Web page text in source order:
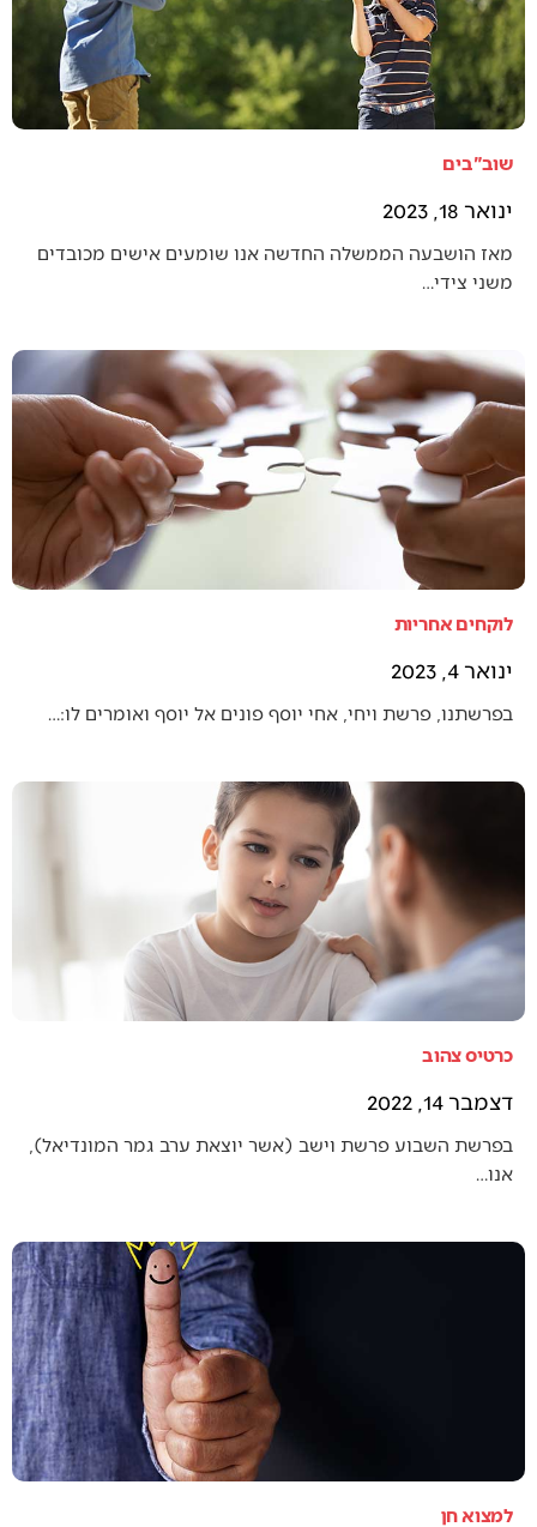
שוב"בים
ינואר 18, 2023
מאז הושבעה הממשלה החדשה אנו שומעים אישים מכובדים
משני צידי…
לוקחים אחריות
ינואר 4, 2023
בפרשתנו, פרשת ויחי, אחי יוסף פונים אל יוסף ואומרים לו:…
כרטיס צהוב
דצמבר 14, 2022
בפרשת השבוע פרשת וישב (אשר יוצאת ערב גמר המונדיאל),
אנו…
למצוא חן